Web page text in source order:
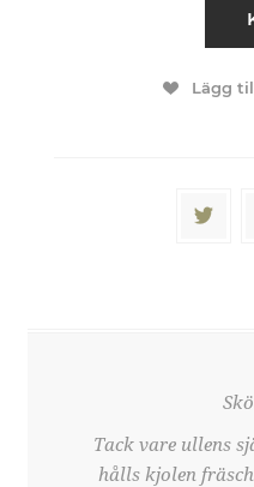
Lägg
Tack vare ullens
hålls kjolen